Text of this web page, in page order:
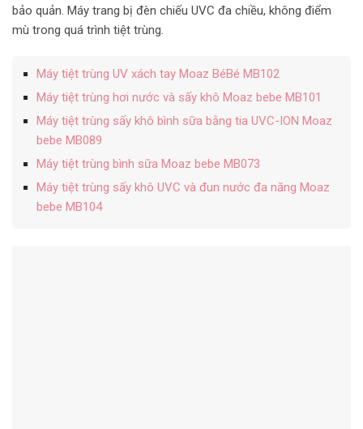
bảo quản. Máy trang bị đèn chiếu UVC đa chiều, không điểm
mù trong quá trình tiệt trùng.
Máy tiệt trùng UV xách tay Moaz BéBé MB102
Máy tiệt trùng hơi nước và sấy khô Moaz bebe MB101
Máy tiệt trùng sấy khô bình sữa bằng tia UVC-ION Moaz
bebe MB089
Máy tiệt trùng bình sữa Moaz bebe MB073
Máy tiệt trùng sấy khô UVC và đun nước đa năng Moaz
bebe MB104